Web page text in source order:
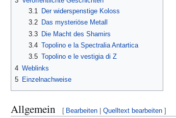
3.1
Der widerspenstige Koloss
3.2
Das mysteriöse Metall
3.3
Die Macht des Shamirs
3.4 Topolino e la Spectralia Antartica
3.5 Topolino e le vestigia di Z
4 Weblinks
5 Einzelnachweise
Allgemein [ Bearbeiten |Quelltext bearbeiten ]